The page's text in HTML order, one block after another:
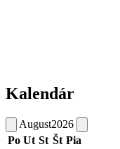
Kalendár
August2026
Po Ut St Št Pia